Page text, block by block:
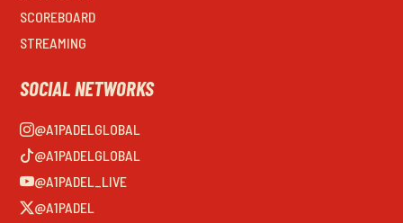
SCOREBOARD
STREAMING
SOCIAL NETWORKS
@A1PADELGLOBAL
@A1PADELGLOBAL
@A1PADEL_LIVE
@A1PADEL